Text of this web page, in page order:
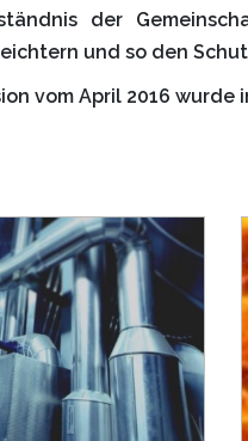
der
und so den
vom April 2016